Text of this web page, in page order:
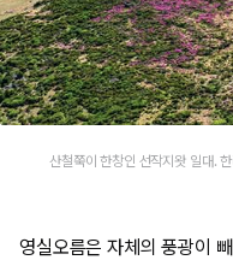
산철쭉이 한창인 선작지왓 일대.
영실오름은 자체의 풍광이